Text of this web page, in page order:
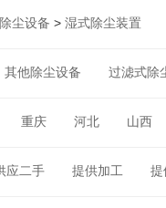
除尘设备 > 湿式除尘装置
其他除尘设备 过滤式除
重庆 河北 山西
应二手 提供加工 提